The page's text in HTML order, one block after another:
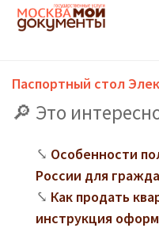
Паспортный стол
Это
Особенности
России для
Как продать
инструкция